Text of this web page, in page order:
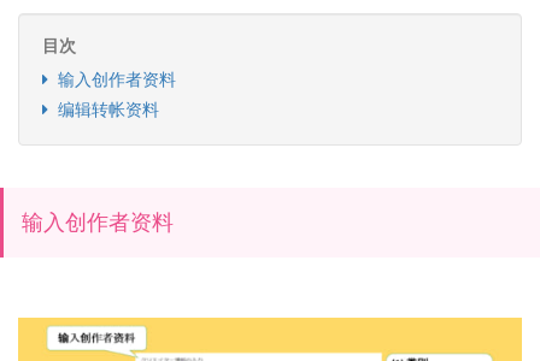
目次
输入创作者资料
编辑转帐资料
输入创作者资料